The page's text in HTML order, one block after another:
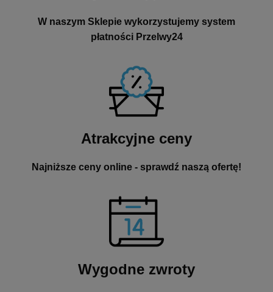
W naszym Sklepie wykorzystujemy system
płatności Przelwy24
Atrakcyjne ceny
Najniższe ceny online - sprawdź naszą ofertę!
Wygodne zwroty